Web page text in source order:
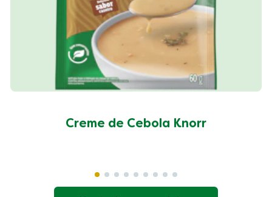
Creme de Cebola Knorr